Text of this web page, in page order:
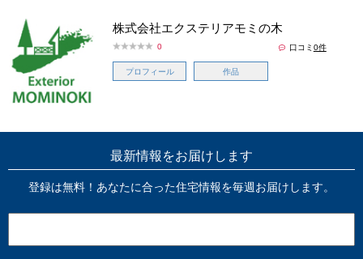
株式会社エクステリアモミの木
0 口コミ 0件
プロフィール 作品
最新情報をお届けします
登録は無料！あなたに合った住宅情報を毎週お届けします。